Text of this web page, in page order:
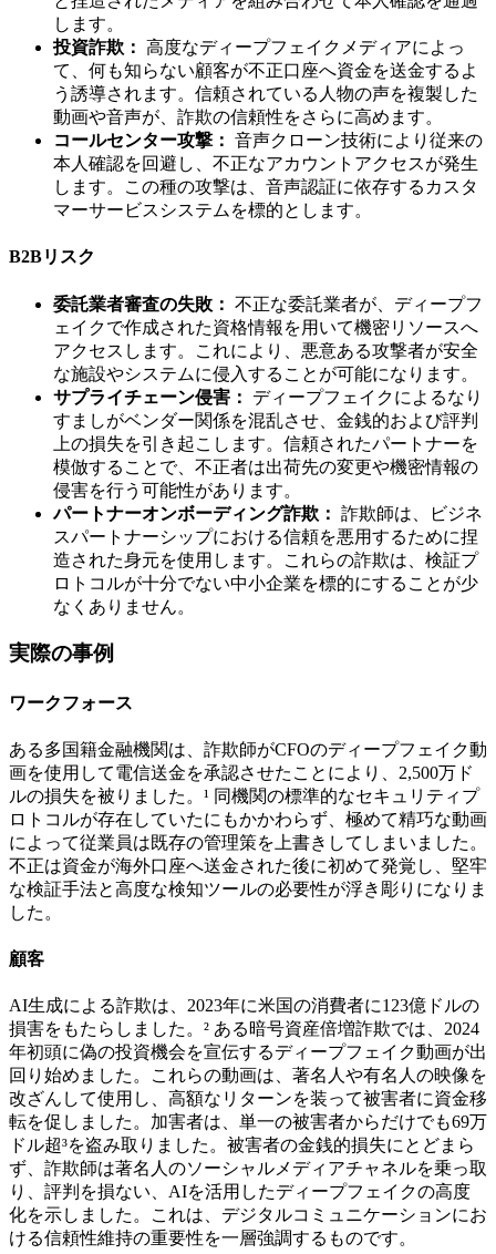
します。
投資詐欺： 高度なディープフェイクメディアによっ
て、何も知らない顧客が不正口座へ資金を送金するよ
う誘導されます。信頼されている人物の声を複製した
動画や音声が、詐欺の信頼性をさらに高めます。
コールセンター攻撃： 音声クローン技術により従来の
本人確認を回避し、不正なアカウントアクセスが発生
します。この種の攻撃は、音声認証に依存するカスタ
マーサービスシステムを標的とします。
B2Bリスク
委託業者審査の失敗： 不正な委託業者が、ディープフ
ェイクで作成された資格情報を用いて機密リソースへ
アクセスします。これにより、悪意ある攻撃者が安全
な施設やシステムに侵入することが可能になります。
サプライチェーン侵害：
ディープフェイクによるなり
すましがベンダー関係を混乱させ、金銭的および評判
上の損失を引き起こします。信頼されたパートナーを
模倣することで、不正者は出荷先の変更や機密情報の
侵害を行う可能性があります。
パートナーオンボーディング詐欺： 詐欺師は、ビジネ
スパートナーシップにおける信頼を悪用するために捏
造された身元を使用します。これらの詐欺は、検証プ
ロトコルが十分でない中小企業を標的にすることが少
なくありません。
実際の事例
ワークフォース
ある多国籍金融機関は、詐欺師がCFOのディープフェイク動
画を使用して電信送金を承認させたことにより、2,500万ド
ルの損失を被りました。¹ 同機関の標準的なセキュリティプ
ロトコルが存在していたにもかかわらず、極めて精巧な動画
によって従業員は既存の管理策を上書きしてしまいました。
不正は資金が海外口座へ送金された後に初めて発覚し、堅牢
な検証手法と高度な検知ツールの必要性が浮き彫りになりま
した。
顧客
AI生成による詐欺は、2023年に米国の消費者に123億ドルの
損害をもたらしました。² ある暗号資産倍増詐欺では、2024
年初頭に偽の投資機会を宣伝するディープフェイク動画が出
回り始めました。これらの動画は、著名人や有名人の映像を
改ざんして使用し、高額なリターンを装って被害者に資金移
転を促しました。加害者は、単一の被害者からだけでも69万
ドル超³を盗み取りました。被害者の金銭的損失にとどまら
ず、詐欺師は著名人のソーシャルメディアチャネルを乗っ取
り、評判を損ない、AIを活用したディープフェイクの高度
化を示しました。これは、デジタルコミュニケーションにお
ける信頼性維持の重要性を一層強調するものです。